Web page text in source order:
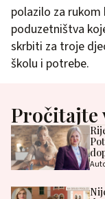
polazilo za
poduzetništva
skrbiti za troje
školu i potrebe.
Pročitajte